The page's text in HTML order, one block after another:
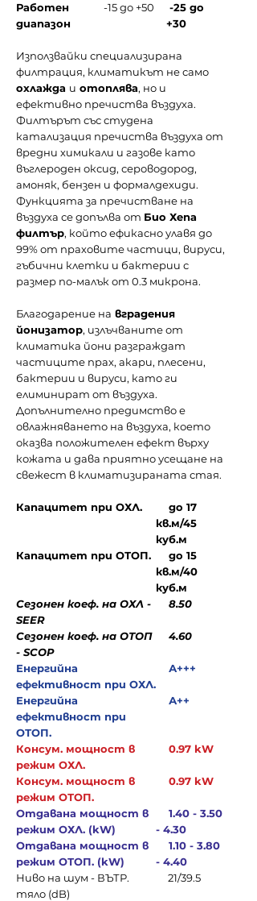
Работен
диапазон
-15 до +50
-25 до
+30
Използвайки специализирана
филтрация, климатикът не само
охлажда и отоплява, но и
ефективно пречиства въздуха.
Филтърът със студeна
катализация пречиства въздуха от
вредни химикали и газове като
въглероден оксид, сероводород,
амоняк, бензен и формалдехиди.
Функцията за пречистване на
въздуха се допълва от Био Хепа
филтър, който ефикасно улавя до
99% от праховите частици, вируси,
гъбични клетки и бактерии с
размер по-малък от 0.3 микрона.
Благодарение на вградения
йонизатор, излъчваните от
климатика йони разграждат
частиците прах, акари, плесени,
бактерии и вируси, като ги
елиминират от въздуха.
Допълнително предимство е
овлажняването на въздуха, което
оказва положителен ефект върху
кожата и дава приятно усещане на
свежест в климатизираната стая.
Капацитет при ОХЛ.
до 17
кв.м/45
куб.м
Капацитет при ОТОП.
до 15
кв.м/40
куб.м
Сезонен коеф. на ОХЛ -
SEER
8.50
Сезонен коеф. на ОТОП
- SCOP
4.60
Енергийна
ефективност при ОХЛ.
А+++
Енергийна
ефективност при
ОТОП.
А++
Консум. мощност в
режим ОХЛ.
0.97 kW
Консум. мощност в
режим ОТОП.
0.97 kW
Отдавана мощност в
режим ОХЛ. (kW)
1.40 - 3.50
- 4.30
Отдавана мощност в
режим ОТОП. (kW)
1.10 - 3.80
- 4.40
Ниво на шум - ВЪТР.
тяло (dB)
21/39.5